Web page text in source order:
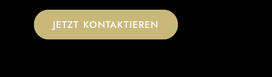
JETZT KONTAKTIEREN